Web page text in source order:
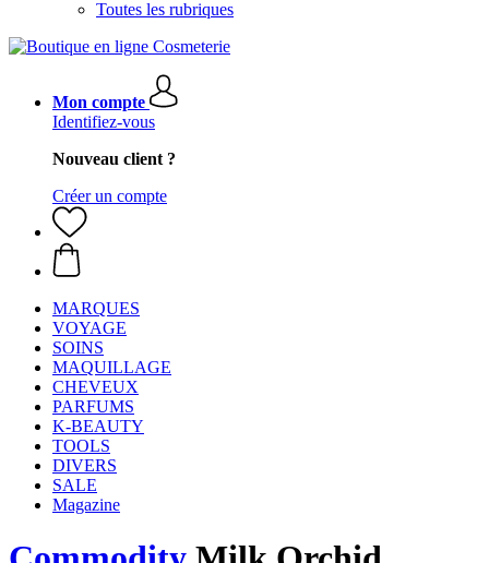
Toutes les rubriques
Mon compte
Identifiez-vous
Nouveau client ?
Créer un compte
MARQUES
VOYAGE
SOINS
MAQUILLAGE
CHEVEUX
PARFUMS
K-BEAUTY
TOOLS
DIVERS
SALE
Magazine